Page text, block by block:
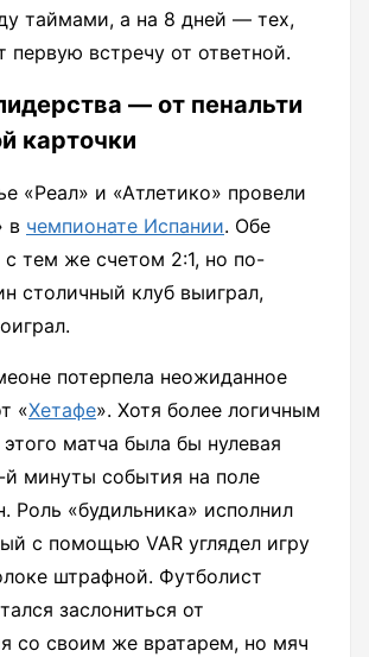
таймами, а на 8 дней — тех,
первую встречу от ответной.
— от пенальти
карточки
«Реал» и «Атлетико» провели
в чемпионате Испании. Обе
с тем же счетом 2:1, но по-
столичный клуб выиграл,
потерпела неожиданное
«Хетафе». Хотя более логичным
этого матча была бы нулевая
й минуты события на поле
Роль «будильника» исполнил
с помощью VAR углядел игру
штрафной. Футболист
заслониться от
со своим же вратарем, но мяч